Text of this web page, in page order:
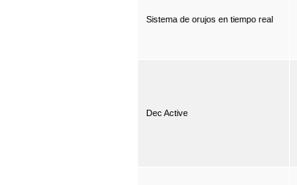
Sistema de orujos en tiempo real
Dec Active